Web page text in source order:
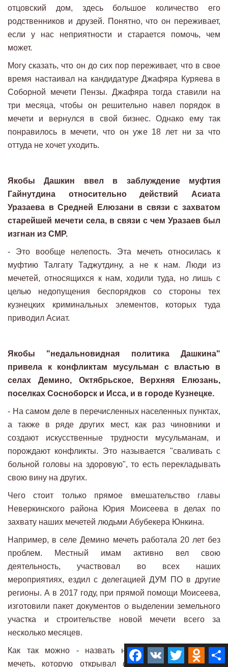
отцовский дом, здесь большое количество его
родственников и друзей. Понятно, что он переживает,
если у нас неприятности и старается помочь, чем
может.
Могу сказать, что он до сих пор переживает, что в свое
время настаивал на кандидатуре Джафяра Куряева в
Соборной мечети Пензы. Джафяра тогда ставили на
три месяца, чтобы он решительно навел порядок в
мечети и вернулся в свой бизнес. Однако ему так
понравилось в мечети, что он уже 18 лет ни за что
оттуда не хочет уходить.
Якобы Дашкин ввел в заблуждение муфтия
Гайнутдина относительно действий Асиата
Уразаева в Средней Елюзани в связи с захватом
старейшей мечети села, в связи с чем Уразаев был
изгнан из СМР.
- Это вообще нелепость. Эта мечеть относилась к
муфтию Талгату Таджутдину, а не к нам. Люди из
мечетей, относящихся к нам, ходили туда, но лишь с
целью недопущения беспорядков со стороны тех
кузнецких криминальных элементов, которых туда
приводил Асиат.
Якобы "недальновидная политика Дашкина"
привела к конфликтам мусульман с властью в
селах Демино, Октябрьское, Верхняя Елюзань,
поселках Сосноборск и Исса, и в городе Кузнецке.
- На самом деле в перечисленных населенных пунктах,
а также в ряде других мест, как раз чиновники и
создают искусственные трудности мусульманам, и
порождают конфликты. Это называется "сваливать с
больной головы на здоровую", то есть перекладывать
свою вину на других.
Чего стоит только прямое вмешательство главы
Неверкинского района Юрия Моисеева в делах по
захвату наших мечетей людьми Абубекера Юнкина.
Например, в селе Демино мечеть работала 20 лет без
проблем. Местный имам активно вел свою
деятельность, участвовал во всех наших
мероприятиях, ездил с делегацией ДУМ ПО в другие
регионы. А в 2017 году, при прямой помощи Моисеева,
изготовили пакет документов о выделении земельного
участка и строительстве новой мечети всего за
несколько месяцев.
Как так можно - назвать новостройкой 20-летнюю
мечеть, которую открывал сам муфтий Гайнутдин,
Facebook
VK Twitter